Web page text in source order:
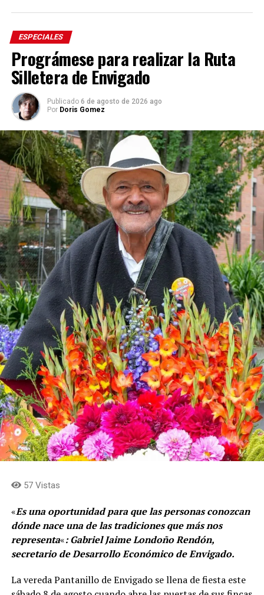
ESPECIALES
Prográmese para realizar la Ruta
Silletera de Envigado
Publicado 6 de agosto de 2026 ago
Por Doris Gomez
57 Vistas
«Es una oportunidad para que las personas conozcan
dónde nace una de las tradiciones que más nos
representa«: Gabriel Jaime Londoño Rendón,
secretario de Desarrollo Económico de Envigado.
La vereda Pantanillo de Envigado se llena de fiesta este